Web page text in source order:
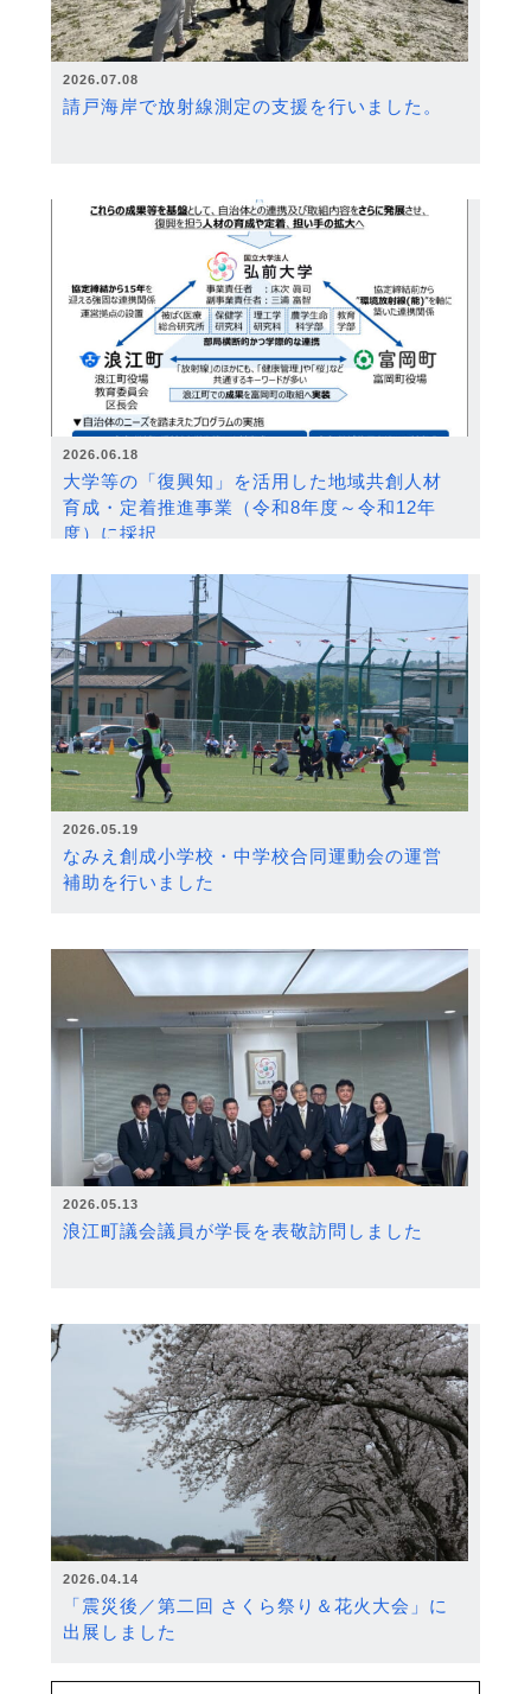
2026.07.08
請戸海岸で放射線測定の支援を行いました。
2026.06.18
大学等の「復興知」を活用した地域共創人材
育成・定着推進事業（令和8年度～令和12年
度）に採択
2026.05.19
なみえ創成小学校・中学校合同運動会の運営
補助を行いました
2026.05.13
浪江町議会議員が学長を表敬訪問しました
2026.04.14
「震災後／第二回 さくら祭り＆花火大会」に
出展しました